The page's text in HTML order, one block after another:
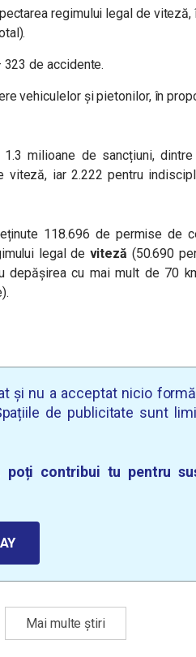
regimului legal de viteză,
de accidente.
vehiculelor și pietonilor, în
milioane de sancțiuni,
viteză, iar 2.222 pentru
118.696 de permise de
legal de viteză (50.690
depășirea cu mai mult de 70
și nu a acceptat nicio
de publicitate sunt
contribui tu pentru
Mai multe știri